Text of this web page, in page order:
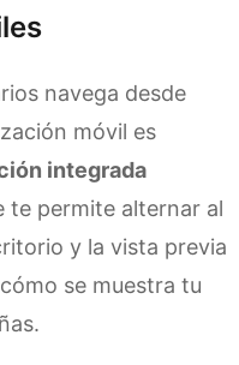
navega desde
móvil es
integrada
te permite alternar al
y la vista previa
se muestra tu